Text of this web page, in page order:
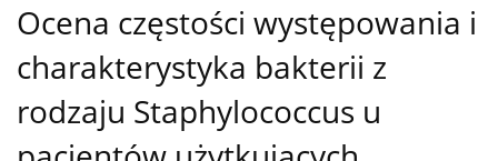
Ocena częstości występowania i
charakterystyka bakterii z
rodzaju Staphylococcus u